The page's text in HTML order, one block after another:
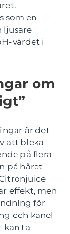
som en
ljusare
värdet i
om
är det
att bleka
på flera
på håret
effekt, men
för
och kanel
kan ta